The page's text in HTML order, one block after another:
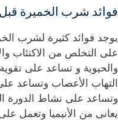
فوائد شرب الخميرة قبل
يوجد فوائد كثيرة لشرب
على التخلص من الاكتئاب
والحيوية و تساعد على
التهاب الأعصاب وتساعد
وتساعد على نشاط الدورة
يعانى من الأنيميا وتعمل